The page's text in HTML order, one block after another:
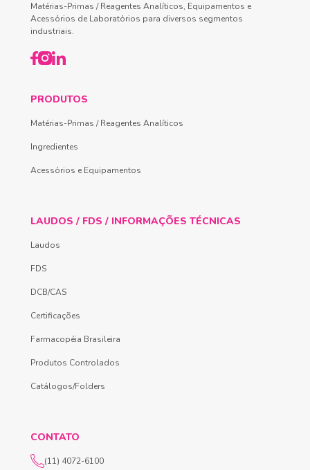
Matérias-Primas / Reagentes Analíticos, Equipamentos e
Acessórios de Laboratórios para diversos segmentos
industriais.
PRODUTOS
Matérias-Primas / Reagentes Analíticos
Ingredientes
Acessórios e Equipamentos
LAUDOS / FDS / INFORMAÇÕES TÉCNICAS
Laudos
FDS
DCB/CAS
Certificações
Farmacopéia Brasileira
Produtos Controlados
Catálogos/Folders
CONTATO
(11) 4072-6100